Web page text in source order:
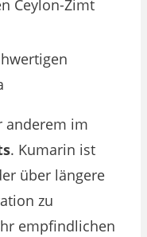
Ceylon-Zimt
anderem im
. Kumarin ist
über längere
zu
empfindlichen